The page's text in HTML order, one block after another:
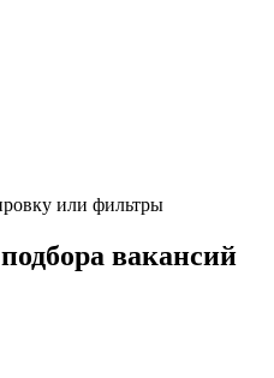
или фильтры
вакансий